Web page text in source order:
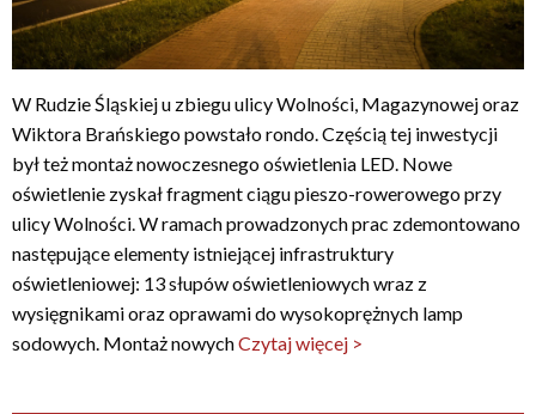
W Rudzie Śląskiej u zbiegu ulicy Wolności, Magazynowej oraz
Wiktora Brańskiego powstało rondo. Częścią tej inwestycji
był też montaż nowoczesnego oświetlenia LED. Nowe
oświetlenie zyskał fragment ciągu pieszo-rowerowego przy
ulicy Wolności. W ramach prowadzonych prac zdemontowano
następujące elementy istniejącej infrastruktury
oświetleniowej: 13 słupów oświetleniowych wraz z
wysięgnikami oraz oprawami do wysokoprężnych lamp
sodowych. Montaż nowychCzytaj więcej >